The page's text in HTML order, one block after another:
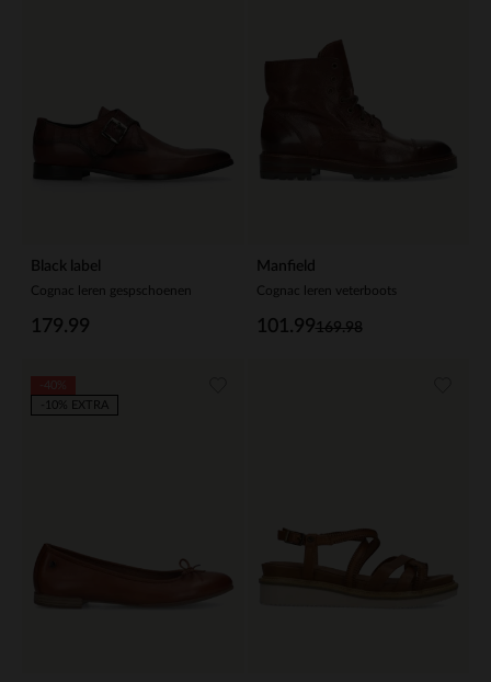
Black label
Cognac leren gespschoenen
179.99
Manfield
Cognac leren veterboots
169.98
101.99
-10% EXTRA